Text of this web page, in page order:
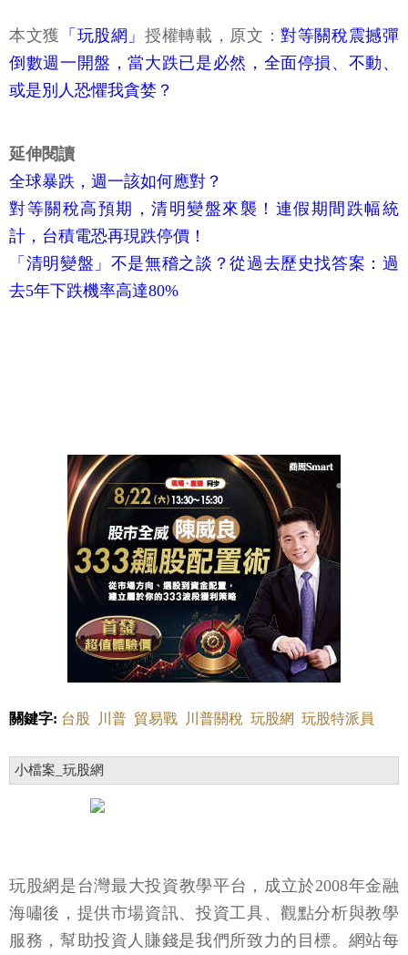
本文獲 「玩股網」授權轉載，原文：對等關稅震撼彈
倒數週一開盤，當大跌已是必然，全面停損、不動、
或是別人恐懼我貪婪？
延伸閱讀
全球暴跌，週一該如何應對？
對等關稅高預期，清明變盤來襲！連假期間跌幅統
計，台積電恐再現跌停價！
「清明變盤」不是無稽之談？從過去歷史找答案：過
去5年下跌機率高達80%
關鍵字: 台股 川普 貿易戰 川普關稅 玩股網 玩股特派員
小檔案_玩股網
玩股網是台灣最大投資教學平台，成立於2008年金融
海嘯後，提供市場資訊、投資工具、觀點分析與教學
服務，幫助投資人賺錢是我們所致力的目標。網站每